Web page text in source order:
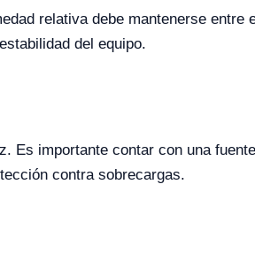
relativa debe mantenerse entre
del equipo.
Es importante contar con una
contra sobrecargas.